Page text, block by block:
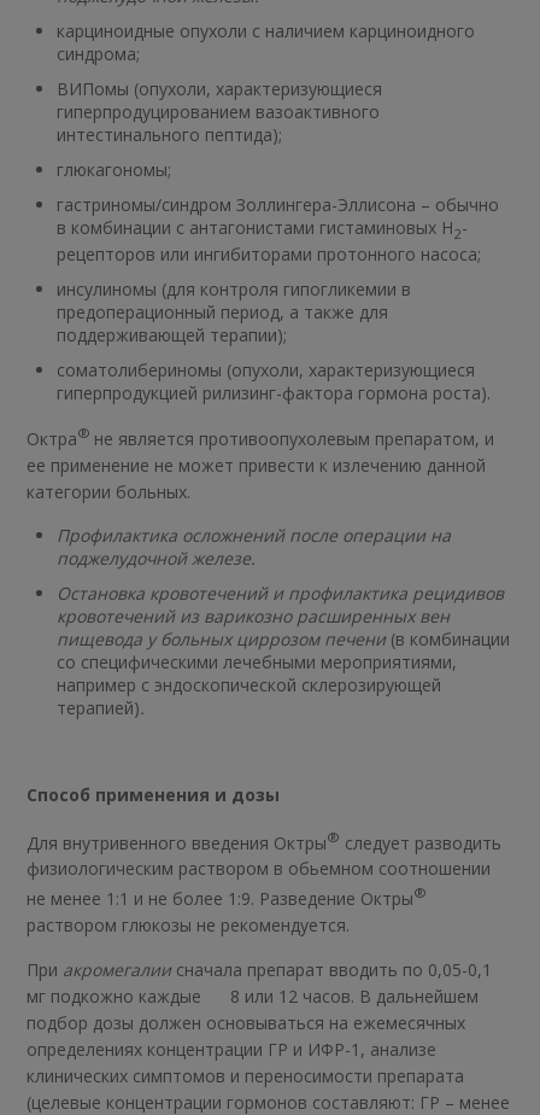
карциноидные опухоли с наличием карциноидного
синдрома;
ВИПомы (опухоли, характеризующиеся
гиперпродуцированием вазоактивного
интестинального пептида);
глюкагономы;
гастриномы/синдром Золлингера-Эллисона – обычно
в комбинации с антагонистами гистаминовых Н2-
рецепторов или ингибиторами протонного насоса;
инсулиномы (для контроля гипогликемии в
предоперационный период, а также для
поддерживающей терапии);
соматолибериномы (опухоли, характеризующиеся
гиперпродукцией рилизинг-фактора гормона роста).
Октра® не является противоопухолевым препаратом, и
ее применение не может привести к излечению данной
категории больных.
Профилактика осложнений после операции на
поджелудочной железе.
Остановка кровотечений и профилактика рецидивов
кровотечений из варикозно расширенных вен
пищевода у больных циррозом печени (в комбинации
со специфическими лечебными мероприятиями,
например с эндоскопической склерозирующей
терапией).
Способ применения и дозы
Для внутривенного введения Октры® следует разводить
физиологическим раствором в обьемном соотношении
не менее 1:1 и не более 1:9. Разведение Октры®
раствором глюкозы не рекомендуется.
При акромегалиисначала препарат вводить по 0,05-0,1
мг подкожно каждые 8 или 12 часов. В дальнейшем
подбор дозы должен основываться на ежемесячных
определениях концентрации ГР и ИФР-1, анализе
клинических симптомов и переносимости препарата
(целевые концентрации гормонов составляют: ГР – менее